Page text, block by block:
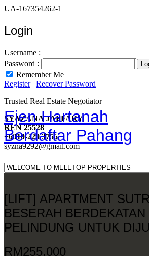
UA-167354262-1
Login
Username :
Password :
Remember Me
Register| Recover Password
Ejen Hartanah
Berdaftar Pahang
Trusted Real Estate Negotiator
SYAZANA JAFFARY
REN 25528
+6010-229 3756
syzna9292@gmail.com
[LIFT] APARTMENT
BESERAH
PELINDUNG UNTUK
RM255,000